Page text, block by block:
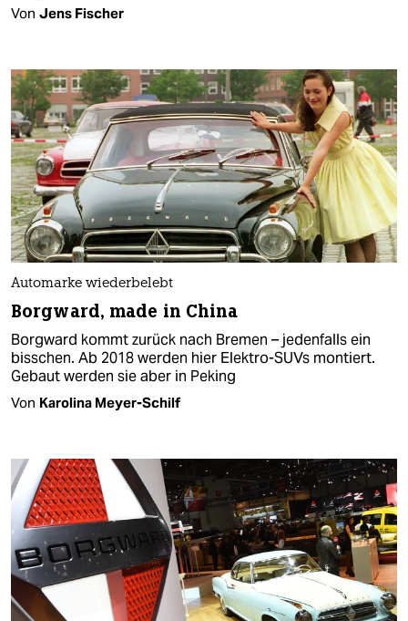
Von Jens Fischer
Automarke wiederbelebt
Borgward, made in China
Borgward kommt zurück nach Bremen – jedenfalls ein
bisschen. Ab 2018 werden hier Elektro-SUVs montiert.
Gebaut werden sie aber in Peking
Von Karolina Meyer-Schilf